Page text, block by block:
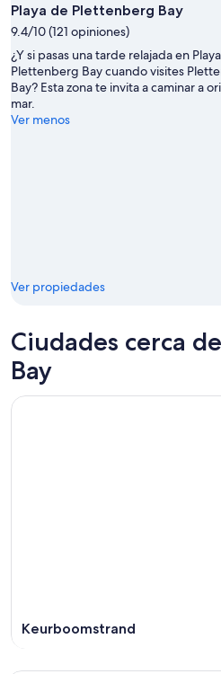
Playa de Plettenberg Bay
9.4/10 (121 opiniones)
¿Y si pasas una tarde relajada en
Plettenberg Bay cuando visites
Bay? Esta zona te invita a caminar a
mar.
Ver menos
Ver propiedades
Ciudades cerca
Bay
Keurboomstrand